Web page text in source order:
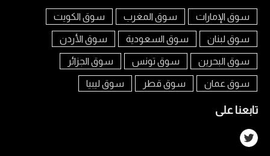
سوق الإمارات سوق المغرب سوق الكويت
سوق لبنان سوق السعودية سوق الأردن
سوق البحرين سوق تونس سوق الجزائر
سوق عمان سوق قطر سوق ليبيا
تابعنا على